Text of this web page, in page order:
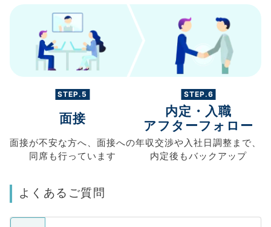
STEP.5
面接
面接が不安な方へ、 面接への
同席も行っています
STEP.6
内定・入職
アフターフォロー
年収交渉や入社日調整まで、
内定後もバックアップ
よくあるご質問